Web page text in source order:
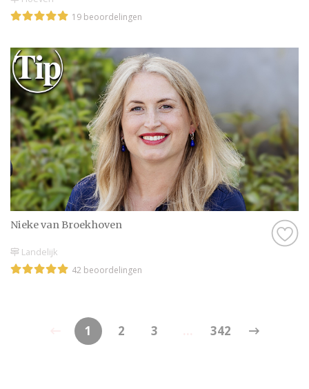
19 beoordelingen
Nieke van Broekhoven
Landelijk
42 beoordelingen
1 2 3 342